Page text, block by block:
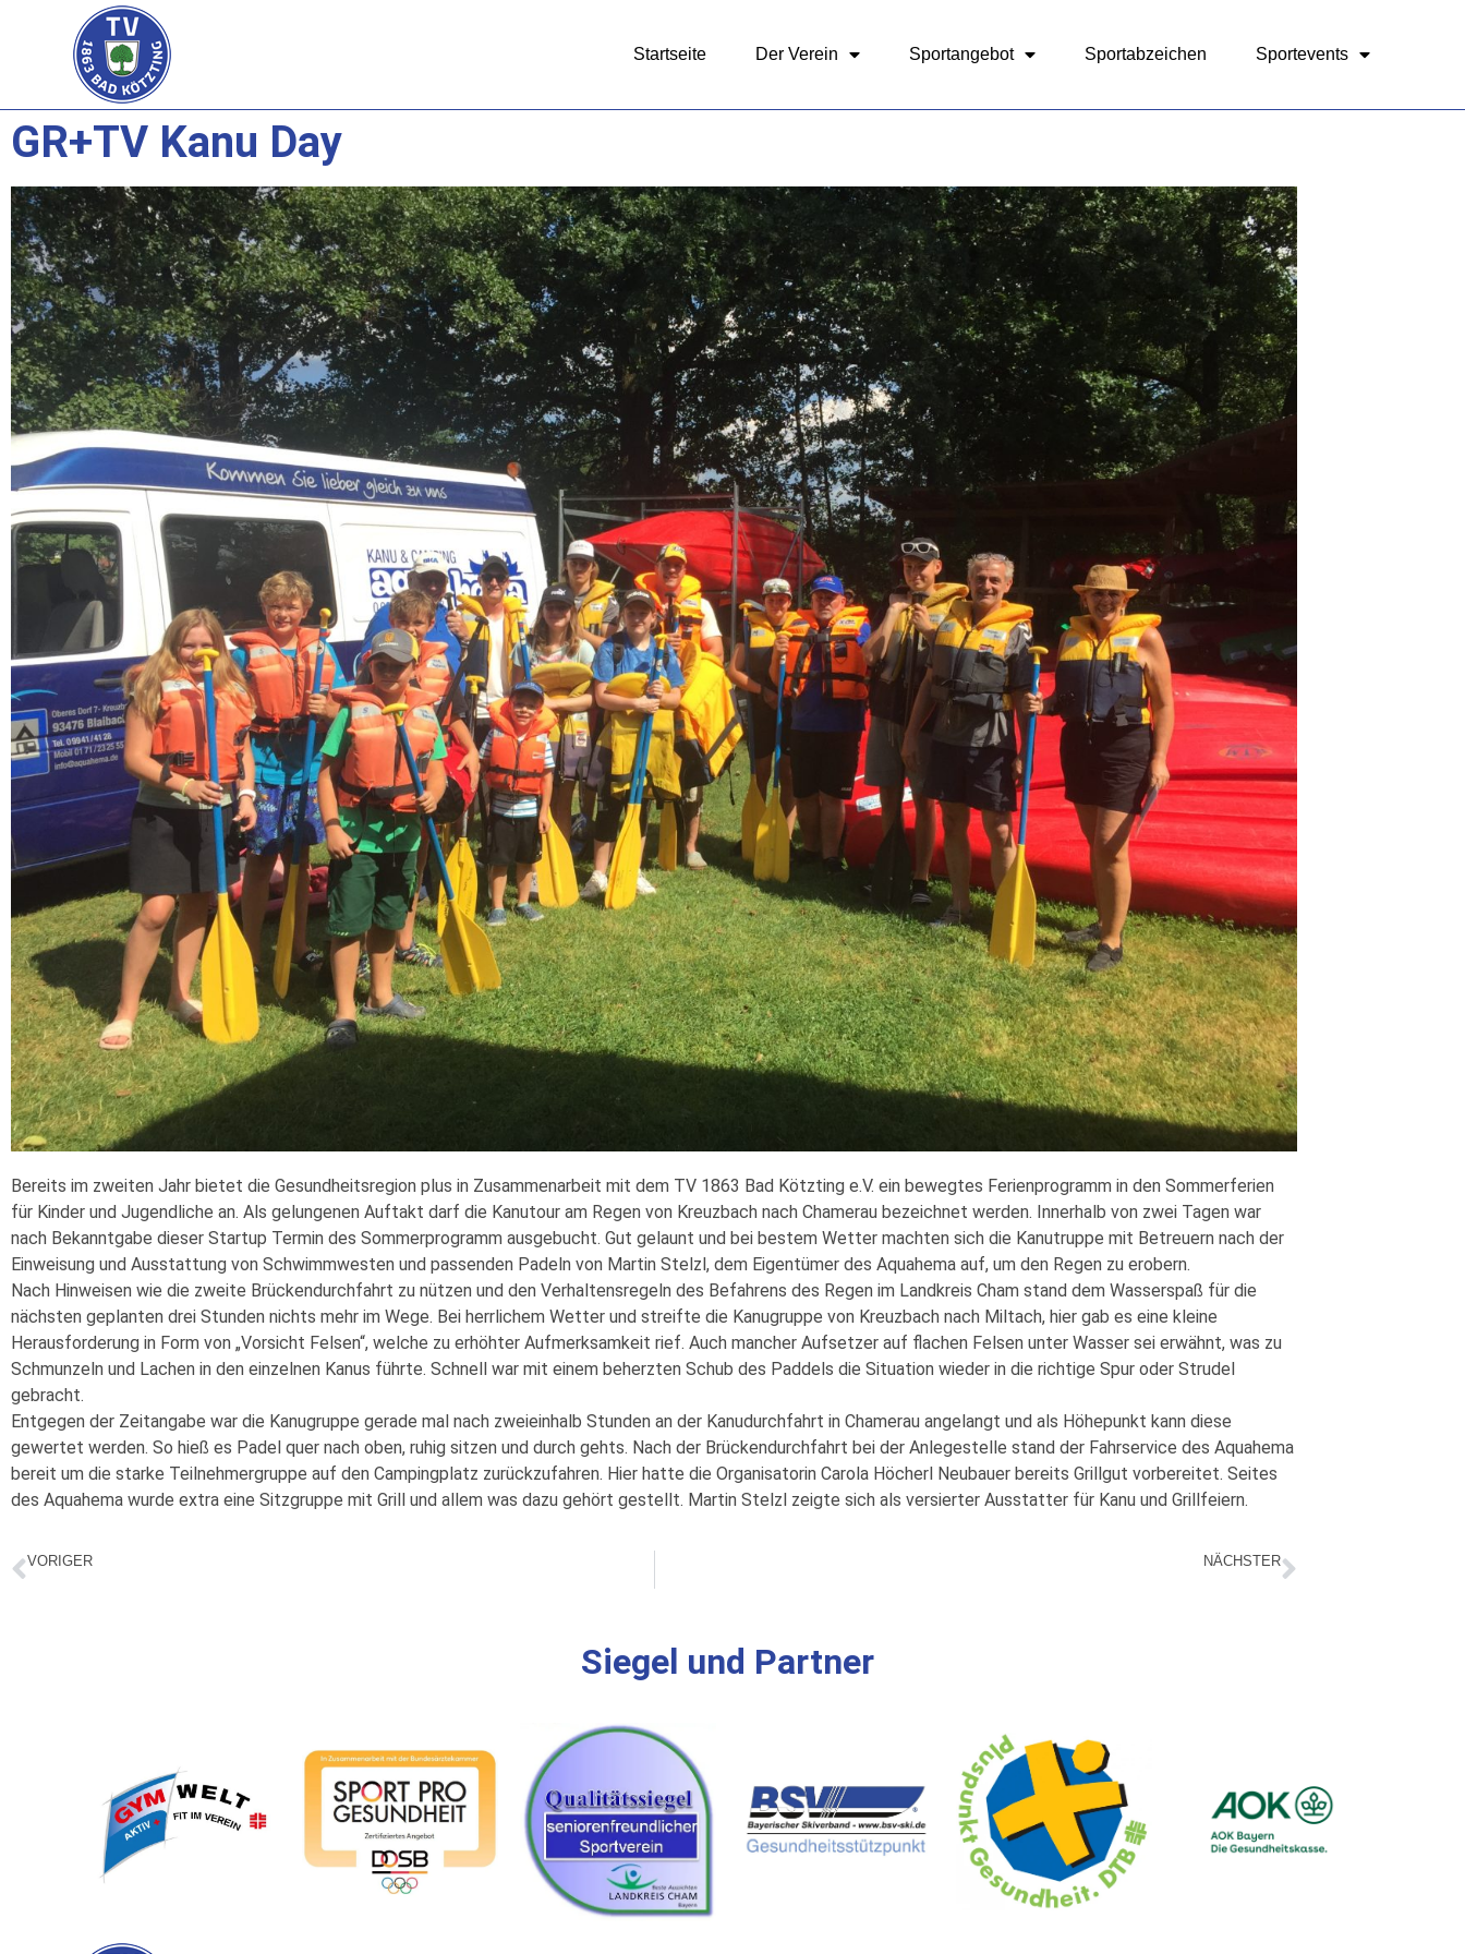
Startseite Der Verein Sportangebot Sportabzeichen Sportevents
GR+TV Kanu Day
Bereits im zweiten Jahr bietet die Gesundheitsregion plus in Zusammenarbeit mit dem TV 1863 Bad Kötzting e.V. ein bewegtes Ferienprogramm in den Sommerferien
für Kinder und Jugendliche an. Als gelungenen Auftakt darf die Kanutour am Regen von Kreuzbach nach Chamerau bezeichnet werden. Innerhalb von zwei Tagen war
nach Bekanntgabe dieser Startup Termin des Sommerprogramm ausgebucht. Gut gelaunt und bei bestem Wetter machten sich die Kanutruppe mit Betreuern nach der
Einweisung und Ausstattung von Schwimmwesten und passenden Padeln von Martin Stelzl, dem Eigentümer des Aquahema auf, um den Regen zu erobern.
Nach Hinweisen wie die zweite Brückendurchfahrt zu nützen und den Verhaltensregeln des Befahrens des Regen im Landkreis Cham stand dem Wasserspaß für die
nächsten geplanten drei Stunden nichts mehr im Wege. Bei herrlichem Wetter und streifte die Kanugruppe von Kreuzbach nach Miltach, hier gab es eine kleine
Herausforderung in Form von „Vorsicht Felsen“, welche zu erhöhter Aufmerksamkeit rief. Auch mancher Aufsetzer auf flachen Felsen unter Wasser sei erwähnt, was zu
Schmunzeln und Lachen in den einzelnen Kanus führte. Schnell war mit einem beherzten Schub des Paddels die Situation wieder in die richtige Spur oder Strudel
gebracht.
Entgegen der Zeitangabe war die Kanugruppe gerade mal nach zweieinhalb Stunden an der Kanudurchfahrt in Chamerau angelangt und als Höhepunkt kann diese
gewertet werden. So hieß es Padel quer nach oben, ruhig sitzen und durch gehts. Nach der Brückendurchfahrt bei der Anlegestelle stand der Fahrservice des Aquahema
bereit um die starke Teilnehmergruppe auf den Campingplatz zurückzufahren. Hier hatte die Organisatorin Carola Höcherl Neubauer bereits Grillgut vorbereitet. Seites
des Aquahema wurde extra eine Sitzgruppe mit Grill und allem was dazu gehört gestellt. Martin Stelzl zeigte sich als versierter Ausstatter für Kanu und Grillfeiern.
VORIGER NÄCHSTER
Siegel und Partner